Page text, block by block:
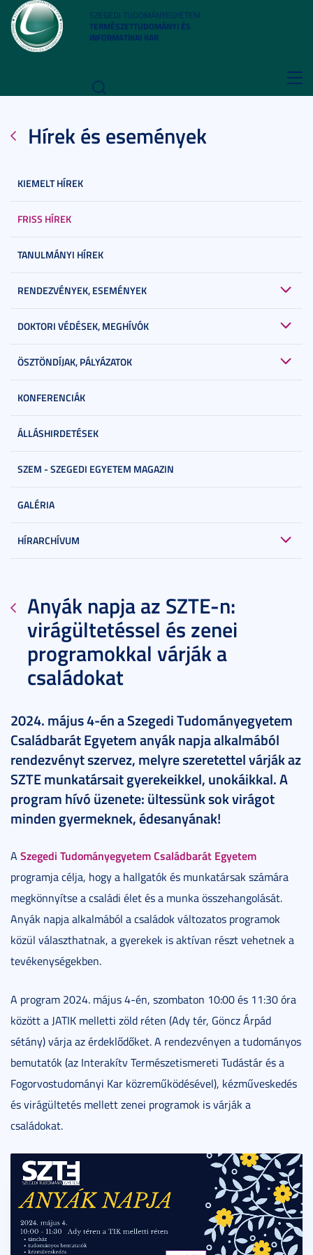
SZEGEDI TUDOMÁNYEGYETEM
TERMÉSZETTUDOMÁNYI ÉS
INFORMATIKAI KAR
Hírek és események
KIEMELT HÍREK
FRISS HÍREK
TANULMÁNYI HÍREK
RENDEZVÉNYEK, ESEMÉNYEK
DOKTORI VÉDÉSEK, MEGHÍVÓK
ÖSZTÖNDÍJAK, PÁLYÁZATOK
KONFERENCIÁK
ÁLLÁSHIRDETÉSEK
SZEM - SZEGEDI EGYETEM MAGAZIN
GALÉRIA
HÍRARCHÍVUM
Anyák napja az SZTE-n:
virágültetéssel és zenei
programokkal várják a
családokat
2024. május 4-én a Szegedi Tudományegyetem
Családbarát Egyetem anyák napja alkalmából
rendezvényt szervez, melyre szeretettel várják az
SZTE munkatársait gyerekeikkel, unokáikkal. A
program hívó üzenete: ültessünk sok virágot
minden gyermeknek, édesanyának!
A Szegedi Tudományegyetem Családbarát Egyetem
programja célja, hogy a hallgatók és munkatársak számára
megkönnyítse a családi élet és a munka összehangolását.
Anyák napja alkalmából a családok változatos programok
közül választhatnak, a gyerekek is aktívan részt vehetnek a
tevékenységekben.
A program 2024. május 4-én, szombaton 10:00 és 11:30 óra
között a JATIK melletti zöld réten (Ady tér, Göncz Árpád
sétány) várja az érdeklődőket. A rendezvényen a tudományos
bemutatók (az Interakítv Természetismereti Tudástár és a
Fogorvostudományi Kar közreműködésével), kézműveskedés
és virágültetés mellett zenei programok is várják a
családokat.